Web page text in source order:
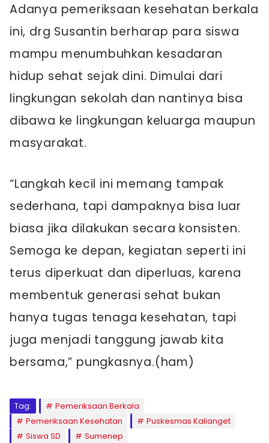
Adanya pemeriksaan kesehatan berkala
ini, drg Susantin berharap para siswa
mampu menumbuhkan kesadaran
hidup sehat sejak dini. Dimulai dari
lingkungan sekolah dan nantinya bisa
dibawa ke lingkungan keluarga maupun
masyarakat.
“Langkah kecil ini memang tampak
sederhana, tapi dampaknya bisa luar
biasa jika dilakukan secara konsisten.
Semoga ke depan, kegiatan seperti ini
terus diperkuat dan diperluas, karena
membentuk generasi sehat bukan
hanya tugas tenaga kesehatan, tapi
juga menjadi tanggung jawab kita
bersama,” pungkasnya.(ham)
Tag:
Pemeriksaan Berkala
Pemeriksaan Kesehatan
Puskesmas Kalianget
Siswa SD
Sumenep